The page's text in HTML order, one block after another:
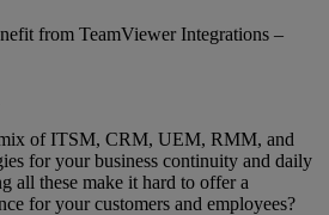
from TeamViewer Integrations –
of ITSM, CRM, UEM, RMM, and
for your business continuity and daily
all these make it hard to offer a
for your customers and employees?